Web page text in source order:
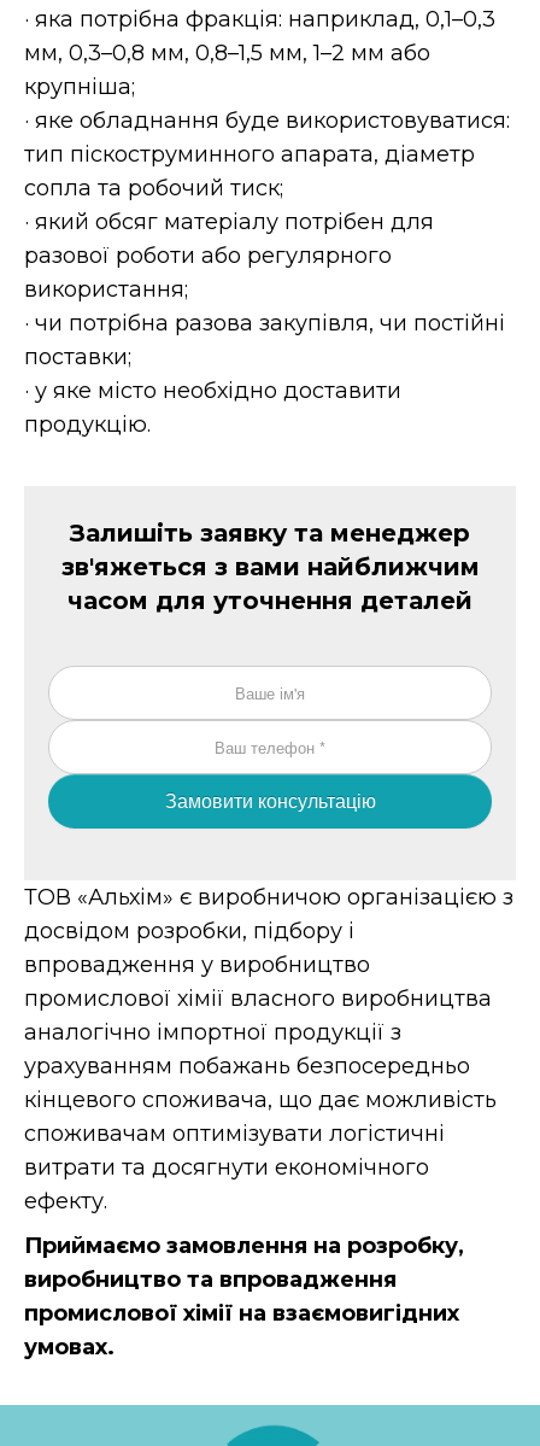
· яка потрібна фракція: наприклад, 0,1–0,3
мм, 0,3–0,8 мм, 0,8–1,5 мм, 1–2 мм або
крупніша;
· яке обладнання буде використовуватися:
тип піскоструминного апарата, діаметр
сопла та робочий тиск;
· який обсяг матеріалу потрібен для
разової роботи або регулярного
використання;
· чи потрібна разова закупівля, чи постійні
поставки;
· у яке місто необхідно доставити
продукцію.
Залишіть заявку та менеджер
зв'яжеться з вами найближчим
часом для уточнення деталей
Замовити консультацію
ТОВ «Альхім» є виробничою організацією з
досвідом розробки, підбору і
впровадження у виробництво
промислової хімії власного виробництва
аналогічно імпортної продукції з
урахуванням побажань безпосередньо
кінцевого споживача, що дає можливість
споживачам оптимізувати логістичні
витрати та досягнути економічного
ефекту.
Приймаємо замовлення на розробку,
виробництво та впровадження
промислової хімії на взаємовигідних
умовах.